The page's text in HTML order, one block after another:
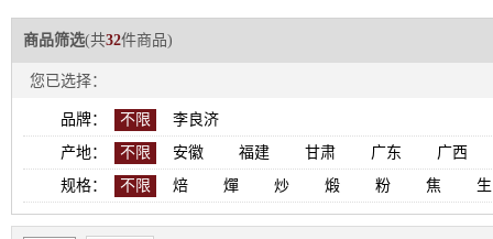
商品筛选(共32件商品)
您已选择：
品牌： 不限
李良济
产地：
不限 安徽 福建 甘肃 广东
广西
规格：
不限 焙 燀 炒 煅 粉 焦 生